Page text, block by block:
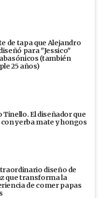
de tapa que Alejandro
para "Jessico"
(también
25 años)
Tinello. El diseñador que
con yerba mate y hongos
diseño de
que transforma la
de comer papas